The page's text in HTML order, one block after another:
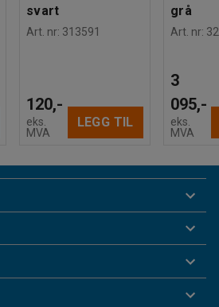
svart
Art. nr: 313591
120,-
eks.
MVA
LEGG TIL
grå
Art. nr:
3
095,-
eks.
MVA